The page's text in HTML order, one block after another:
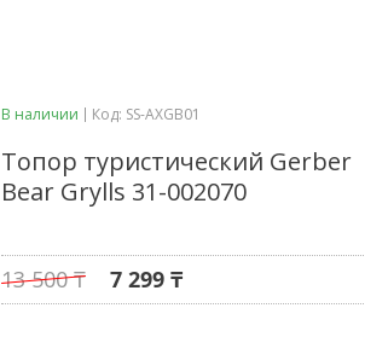
В наличии Код: SS-AXGB01
Топор туристический Gerber
Bear Grylls 31-002070
13 500 ₸ 7 299 ₸